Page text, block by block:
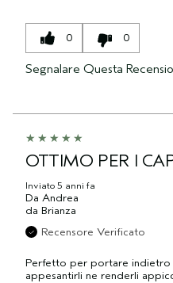
0 0
Segnalare Questa
OTTIMO PER I
Inviato 5 anni fa
Da Andrea
da Brianza
Recensore Verificato
Perfetto per portare indietro
appesantirli ne renderli